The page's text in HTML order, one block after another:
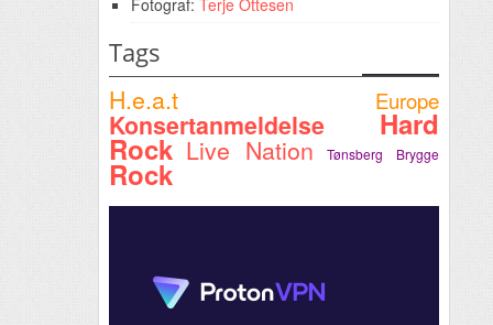
Fotograf: Terje Ottesen
Tags
H.e.a.t
Europe
Konsertanmeldelse Hard
Rock Live Nation Tønsberg Brygge
Rock